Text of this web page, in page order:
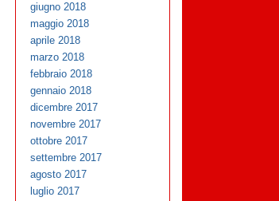
giugno 2018
maggio 2018
aprile 2018
marzo 2018
febbraio 2018
gennaio 2018
dicembre 2017
novembre 2017
ottobre 2017
settembre 2017
agosto 2017
luglio 2017